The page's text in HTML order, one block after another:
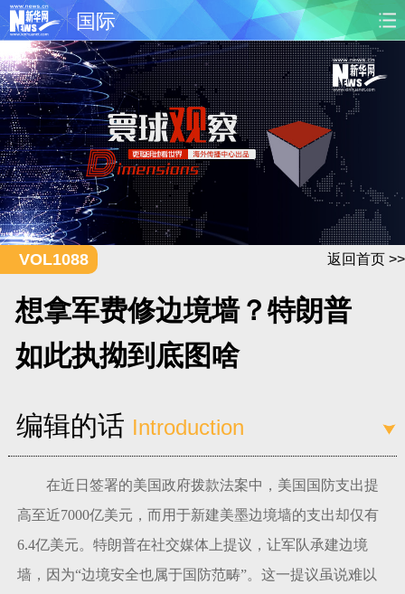
国际
首页 时政 国际 财经
娱乐 体育 人事 教育
时尚 思客 地方 法治
港澳 台湾 汽车
科技 能源 房产 公司
图片 视频 彩票 食品
旅游 健康 信息化
富媒体 摄影
新华电视中文 新华电视英文 返回PC
返回首页 >>
VOL1088
想拿军费修边境墙？特朗普
如此执拗到底图啥
编辑的话 Introduction
在近日签署的美国政府拨款法案中，美国国防支出提
高至近7000亿美元，而用于新建美墨边境墙的支出却仅有
6.4亿美元。特朗普在社交媒体上提议，让军队承建边境
墙，因为“边境安全也属于国防范畴”。这一提议虽说难以